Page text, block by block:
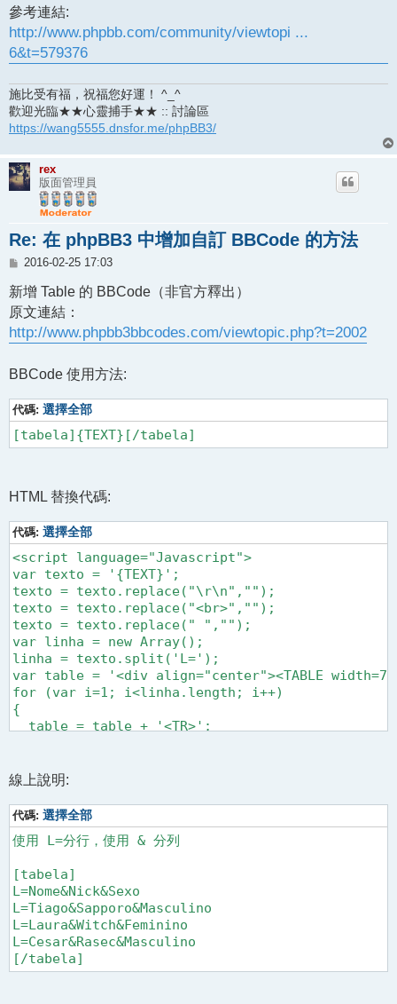
參考連結:
http://www.phpbb.com/community/viewtopi ...
6&t=579376
施比受有福，祝福您好運！ ^_^
歡迎光臨★★心靈捕手★★ :: 討論區
https://wang5555.dnsfor.me/phpBB3/
rex
版面管理員
Re: 在 phpBB3 中增加自訂 BBCode 的方法
文
2016-02-25 17:03
新增 Table 的 BBCode（非官方釋出）
原文連結：
http://www.phpbb3bbcodes.com/viewtopic.php?t=2002
BBCode 使用方法:
代碼: 選擇全部
[tabela]{TEXT}[/tabela]
HTML 替換代碼:
代碼: 選擇全部
<script language="Javascript">
var texto = '{TEXT}';
texto = texto.replace("\r\n","");
texto = texto.replace("<br>","");
texto = texto.replace(" ","");
var linha = new Array();
linha = texto.split('L=');
var table = '<div align="center"><TABLE
for (var i=1; i<linha.length; i++)
{
  table = table + '<TR>';
  for (var j=0; j<coluna.length; j++)
    if (i == 1)
    {
table = table + '<TD align=center
    else
    {
table = table + '<TD style="background:
    }
  }
線上說明:
代碼: 選擇全部
使用 L=分行，使用 & 分列
[tabela]
L=Nome&Nick&Sexo
L=Tiago&Sapporo&Masculino
L=Laura&Witch&Feminino
L=Cesar&Rasec&Masculino
[/tabela]